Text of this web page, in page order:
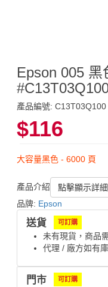
Epson 005
產品編號: C13T03Q100
$116
大容量黑色 - 6000 頁
產品介紹
點擊顯示詳
品牌: Epson
送貨 可訂購
未有現貨，商品
代理 / 廠方如有
門市 可訂購